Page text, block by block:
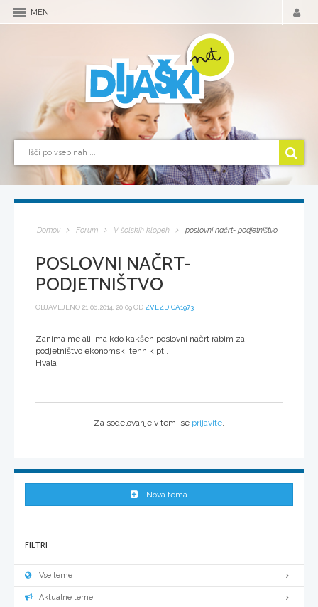
MENI
Domov Forum V šolskih klopeh poslovni načrt- podjetništvo
POSLOVNI NAČRT-
PODJETNIŠTVO
OBJAVLJENO 21.06.2014, 20:09 OD ZVEZDICA1973
Zanima me ali ima kdo kakšen poslovni načrt rabim za
podjetništvo ekonomski tehnik pti.
Hvala
Za sodelovanje v temi se prijavite
Nova tema
FILTRI
Vse teme
Aktualne teme